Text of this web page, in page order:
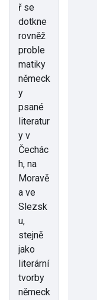
ř se
dotkne
rovněž
proble
matiky
německ
y
psané
literatur
y v
Čechác
h, na
Moravě
a ve
Slezsk
u,
stejně
jako
literární
tvorby
německ